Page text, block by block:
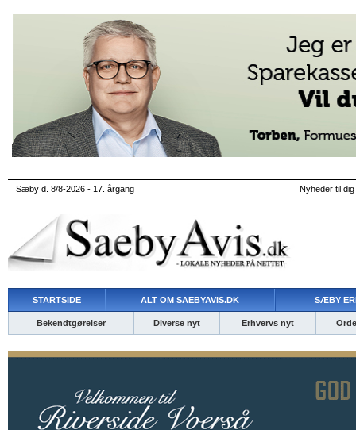
Sæby d. 8/8-2026 - 17. årgang Nyheder til
STARTSIDE ALT OM SAEBYAVIS.DK SÆBY
Bekendtgørelser Diverse nyt Erhvervs nyt